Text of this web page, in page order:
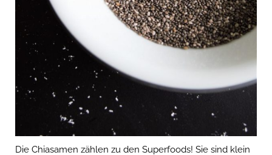
Die Chiasamen zählen zu den Superfoods! Sie sind klein